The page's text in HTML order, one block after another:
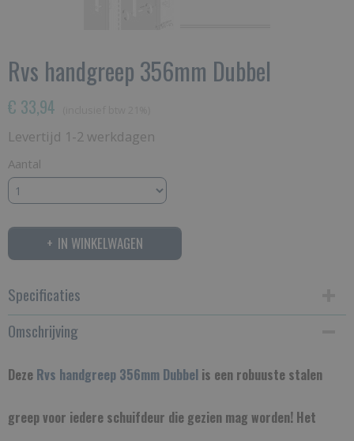
Rvs handgreep 356mm Dubbel
€ 33,94
Levertijd 1-2 werkdagen
Aantal
IN WINKELWAGEN
Specificaties
Productcode
Bruto gewicht
Omschrijving
Deze Rvs handgreep 356mm Dubbel is een robuuste stalen
greep voor iedere schuifdeur die gezien mag worden! Het